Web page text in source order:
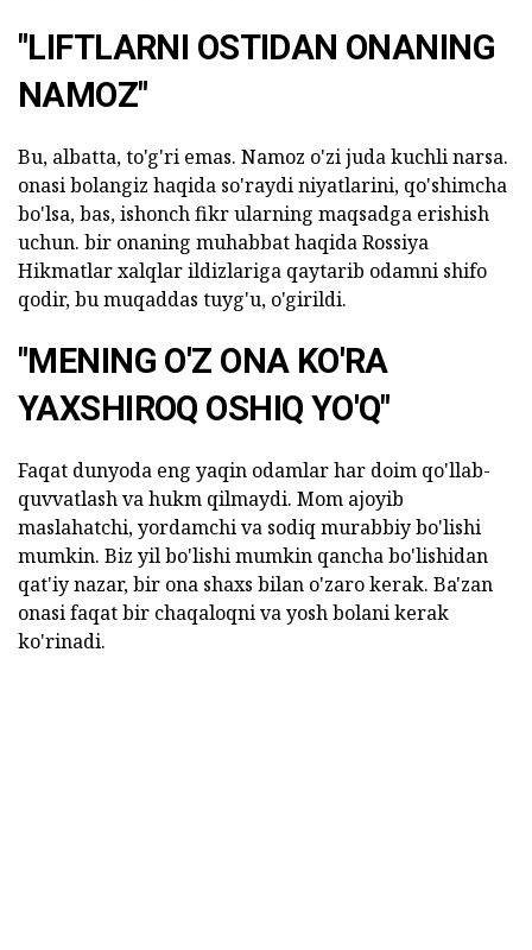
"LIFTLARNI OSTIDAN ONANING
NAMOZ"
Bu, albatta, to'g'ri emas. Namoz o'zi juda kuchli narsa.
onasi bolangiz haqida so'raydi niyatlarini, qo'shimcha
bo'lsa, bas, ishonch fikr ularning maqsadga erishish
uchun. bir onaning muhabbat haqida Rossiya
Hikmatlar xalqlar ildizlariga qaytarib odamni shifo
qodir, bu muqaddas tuyg'u, o'girildi.
"MENING O'Z ONA KO'RA
YAXSHIROQ OSHIQ YO'Q"
Faqat dunyoda eng yaqin odamlar har doim qo'llab-
quvvatlash va hukm qilmaydi. Mom ajoyib
maslahatchi, yordamchi va sodiq murabbiy bo'lishi
mumkin. Biz yil bo'lishi mumkin qancha bo'lishidan
qat'iy nazar, bir ona shaxs bilan o'zaro kerak. Ba'zan
onasi faqat bir chaqaloqni va yosh bolani kerak
ko'rinadi.